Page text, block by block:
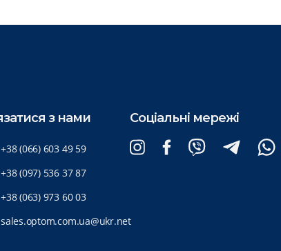
з нами
+38 (066) 603 49 59
+38 (097) 536 37 87
+38 (063) 973 60 03
sales.optom.com.ua@ukr.net
Соціальні мережі